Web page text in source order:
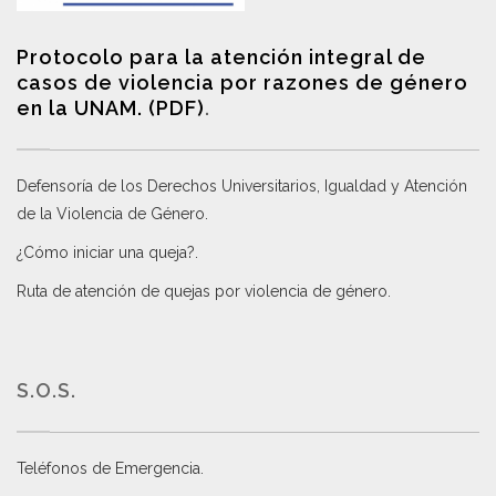
Protocolo para la atención integral de
casos de violencia por razones de género
en la UNAM. (PDF).
Defensoría de los Derechos Universitarios, Igualdad y Atención
de la Violencia de Género
¿Cómo iniciar una queja?
Ruta de atención de quejas por violencia de género
S.O.S.
Teléfonos de Emergencia.